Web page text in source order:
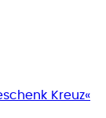
Kreuz«